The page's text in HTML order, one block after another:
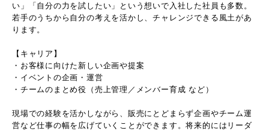
い」「自分の力を試したい」という想いで入社した社員も多数。
若手のうちから自分の考えを活かし、チャレンジできる風土があ
ります。
【キャリア】
・お客様に向けた新しい企画や提案
・イベントの企画・運営
・チームのまとめ役（売上管理／メンバー育成 など）
現場での経験を活かしながら、販売にとどまらず企画やチーム運
営など仕事の幅を広げていくことができます。将来的にはリーダ